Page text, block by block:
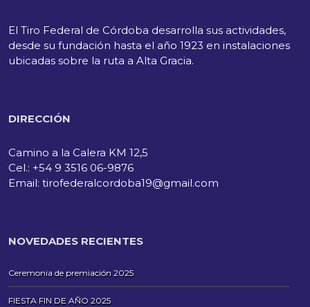
El Tiro Federal de Córdoba desarrolla sus actividades,
desde su fundación hasta el año 1923 en instalaciones
ubicadas sobre la ruta a Alta Gracia.
DIRECCIÓN
Camino a la Calera KM 12,5
Cel.: +54 9 3516 06-9876
Email: tirofederalcordoba19@gmail.com
NOVEDADES RECIENTES
Ceremonia de premiación 2025
FIESTA FIN DE AÑO 2025